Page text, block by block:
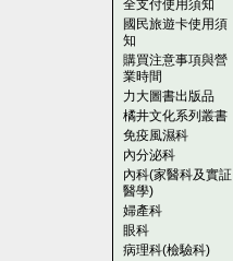
全支付使用須知
國民旅遊卡使用須
知
購買注意事項與營
業時間
力大圖書出版品
橘井文化系列叢書
免疫風濕科
內分泌科
內科(家醫科及實証
醫學)
婦產科
眼科
病理科(檢驗科)